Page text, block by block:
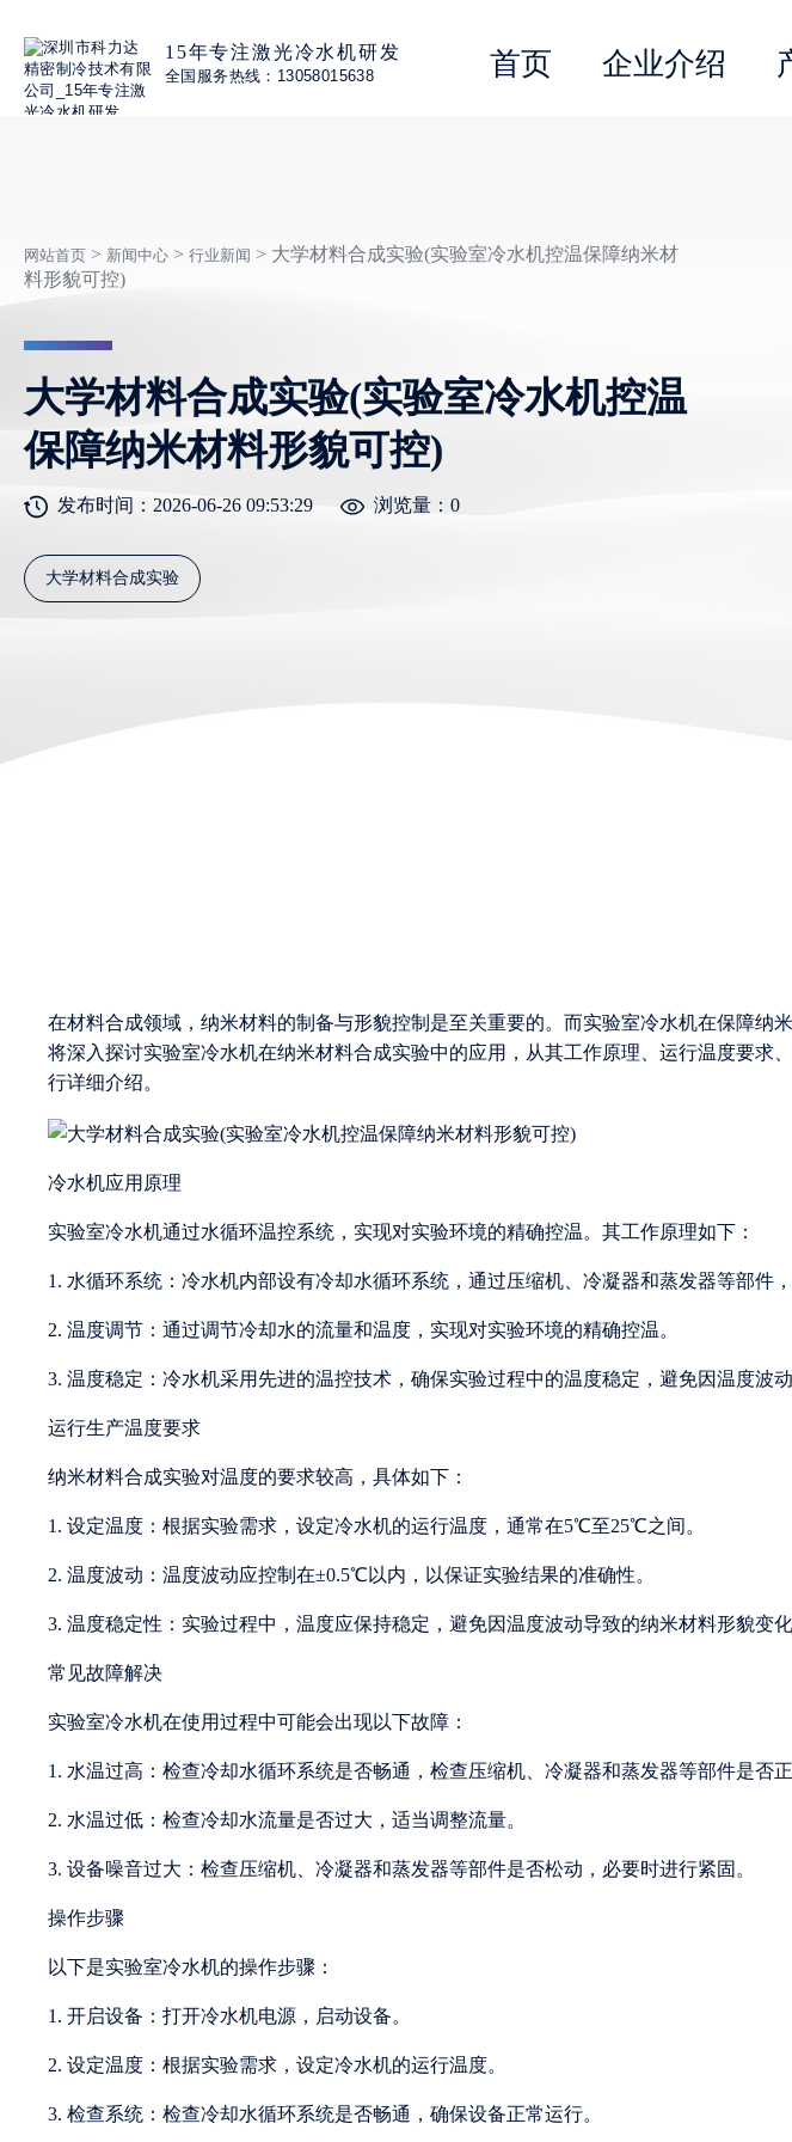
15年专注激光冷水机研发
全国服务热线：13058015638 首页 企业介绍
网站首页 > 新闻中心 > 行业新闻 > 大学材料合成实验(实验室冷水机控温保障纳米材
料形貌可控)
大学材料合成实验(实验室冷水机控温
保障纳米材料形貌可控)
发布时间：2026-06-26 09:53:29 浏览量： 0
大学材料合成实验
在材料合成领域，纳米材料的制备与形貌控制是至关重要的。而实验室冷水机在保障纳
将深入探讨实验室冷水机在纳米材料合成实验中的应用，从其工作原理、运行温度要求
行详细介绍。
冷水机应用原理
实验室冷水机通过水循环温控系统，实现对实验环境的精确控温。其工作原理如下：
1. 水循环系统：冷水机内部设有冷却水循环系统，通过压缩机、冷凝器和蒸发器等部件
2. 温度调节：通过调节冷却水的流量和温度，实现对实验环境的精确控温。
3. 温度稳定：冷水机采用先进的温控技术，确保实验过程中的温度稳定，避免因温度波
运行生产温度要求
纳米材料合成实验对温度的要求较高，具体如下：
1. 设定温度：根据实验需求，设定冷水机的运行温度，通常在5℃至25℃之间。
2. 温度波动：温度波动应控制在±0.5℃以内，以保证实验结果的准确性。
3. 温度稳定性：实验过程中，温度应保持稳定，避免因温度波动导致的纳米材料形貌变化
常见故障解决
实验室冷水机在使用过程中可能会出现以下故障：
1. 水温过高：检查冷却水循环系统是否畅通，检查压缩机、冷凝器和蒸发器等部件是否正
2. 水温过低：检查冷却水流量是否过大，适当调整流量。
3. 设备噪音过大：检查压缩机、冷凝器和蒸发器等部件是否松动，必要时进行紧固。
操作步骤
以下是实验室冷水机的操作步骤：
1. 开启设备：打开冷水机电源，启动设备。
2. 设定温度：根据实验需求，设定冷水机的运行温度。
3. 检查系统：检查冷却水循环系统是否畅通，确保设备正常运行。